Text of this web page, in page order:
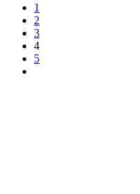
1
2
3
4
5